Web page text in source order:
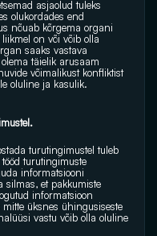
asjaolud tuleks
olukordades end
nõuab kõrgema organi
on või võib olla
saaks vastava
täielik arusaam
võimalikust konfliktist
oluline ja kasulik.
turutingimustel tuleb
turutingimuste
informatsiooni
silmas, et pakkumiste
informatsioon
üksnes ühingusiseste
vastu võib olla oluline